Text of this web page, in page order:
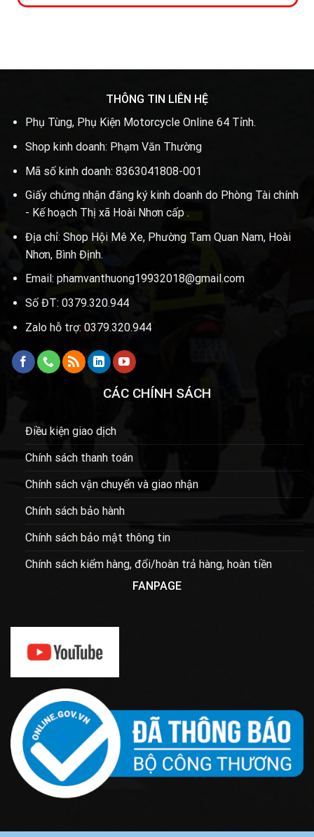
THÔNG TIN LIÊN HỆ
Phụ Tùng, Phụ Kiện Motorcycle Online 64 Tỉnh.
Shop kinh doanh: Phạm Văn Thường
Mã số kinh doanh: 8363041808-001
Giấy chứng nhận đăng ký kinh doanh do Phòng Tài chính
- Kế hoạch Thị xã Hoài Nhơn cấp .
Địa chỉ: Shop Hội Mê Xe, Phường Tam Quan Nam, Hoài
Nhơn, Bình Định.
Email: phamvanthuong19932018@gmail.com
Số ĐT: 0379.320.944
Zalo hỗ trợ: 0379.320.944
CÁC CHÍNH SÁCH
Điều kiện giao dịch
Chính sách thanh toán
Chính sách vận chuyển và giao nhận
Chính sách bảo hành
Chính sách bảo mật thông tin
Chính sách kiểm hàng, đổi/hoàn trả hàng, hoàn tiền
FANPAGE